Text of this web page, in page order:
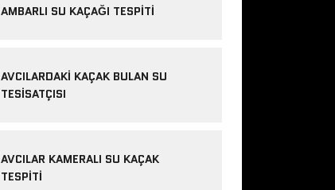
AMBARLI SU KAÇAĞI TESPITI
AVCILARDAKI KAÇAK BULAN SU
TESISATÇISI
AVCILAR KAMERALI SU KAÇAK
TESPITI